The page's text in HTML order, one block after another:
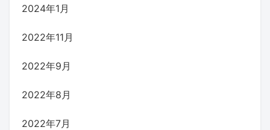
2024年1月
2022年11月
2022年9月
2022年8月
2022年7月